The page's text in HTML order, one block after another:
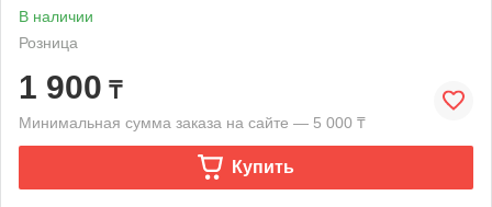
В наличии
Розница
1 900 ₸
Минимальная сумма заказа на сайте — 5 000 ₸
Купить